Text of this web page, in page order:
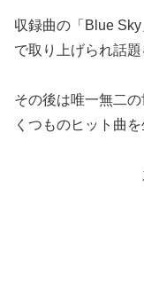
収録曲の「Blue
で取り上げられ話題
その後は唯一無二
くつものヒット曲